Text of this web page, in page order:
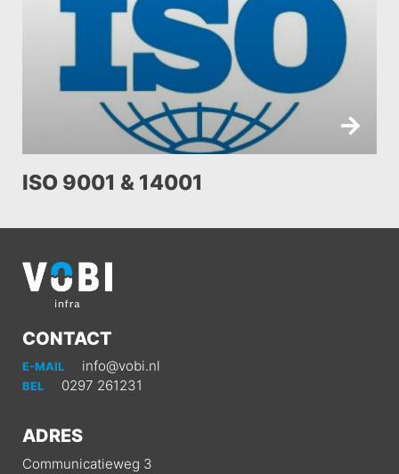
ISO 9001 & 14001
CONTACT
E-MAIL info@vobi.nl
BEL 0297 261231
ADRES
Communicatieweg 3